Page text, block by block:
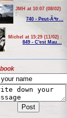
JMH at 10:07 (08/02)
:
740 - Peut-Ãªtr...
Michel at 15:29 (11/02) :
849 - C'est Mau...